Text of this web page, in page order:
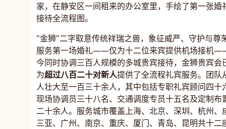
家，在静安区一间租来的办公室里，手绘了第一张婚
接待全流程图。
"金狮"二字取意传统祥瑞之兽，象征威严、守护与尊
服务第一场婚礼——仅为十二位来宾提供机场接机
今同时协调三百人规模的多城贵宾接待，金狮贵宾会
为超过八百二十对新人提供了全流程礼宾服务。团队
人壮大至一百三十余人，其中包括专职礼宾顾问四十
现场协调员三十八名、交通调度专员十五名及定制布
二十余人。服务城市覆盖上海、北京、深圳、杭州、
三亚、广州、南京、重庆、厦门、青岛、昆明共十二